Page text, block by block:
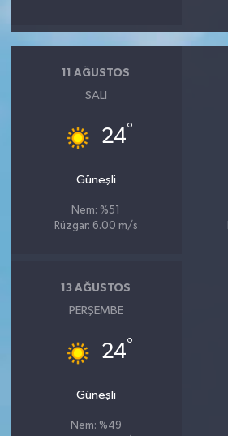
11 AĞUSTOS
SALI
24°
Güneşli
Nem: %51
Rüzgar: 6.00 m/s
13 AĞUSTOS
PERŞEMBE
24°
Güneşli
Nem: %49